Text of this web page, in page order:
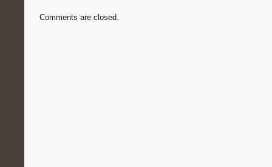
Comments are closed.